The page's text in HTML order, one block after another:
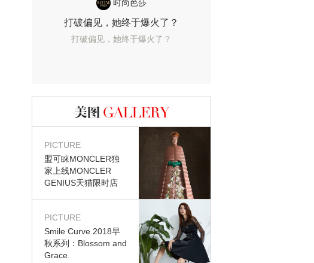
时尚芭莎
打破偏见，她终于爆火了？
打破偏见，她终于爆火了？
图库
PICTURE
盟可睐MONCLER独
家上线MONCLER
GENIUS天猫限时店
PICTURE
Smile Curve 2018早
秋系列：Blossom and
Grace.